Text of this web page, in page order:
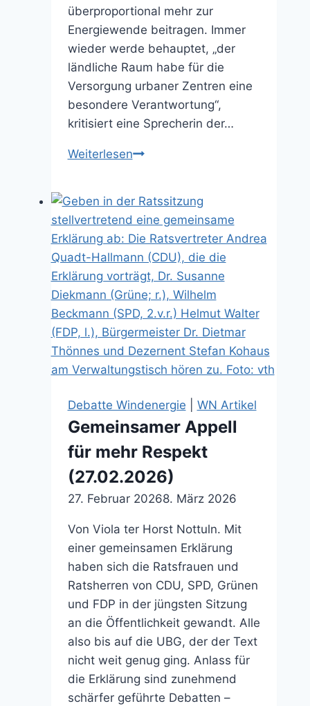
überproportional mehr zur
Energiewende beitragen. Immer
wieder werde behauptet, „der
ländliche Raum habe für die
Versorgung urbaner Zentren eine
besondere Verantwortung“,
kritisiert eine Sprecherin der…
WeiterlesenIn
„gigantisches
Entsorgungsproblem“
(22.10.2025)
Debatte Windenergie WN Artikel
Gemeinsamer Appell
für mehr Respekt
(27.02.2026)
27. Februar 20268. März 2026
Von Viola ter Horst Nottuln. Mit
einer gemeinsamen Erklärung
haben sich die Ratsfrauen und
Ratsherren von CDU, SPD, Grünen
und FDP in der jüngsten Sitzung
an die Öffentlichkeit gewandt. Alle
also bis auf die UBG, der der Text
nicht weit genug ging. Anlass für
die Erklärung sind zunehmend
schärfer geführte Debatten –